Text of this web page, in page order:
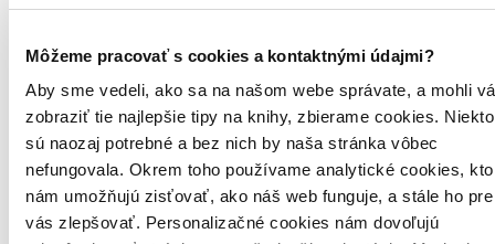
Môžeme pracovať s cookies a kontaktnými údajmi?
Aby sme vedeli, ako sa na našom webe správate, a mohli
zobraziť tie najlepšie tipy na knihy, zbierame cookies.
sú naozaj potrebné a bez nich by naša stránka vôbec
nefungovala. Okrem toho používame analytické cookies,
nám umožňujú zisťovať, ako náš web funguje, a stále ho pre
vás zlepšovať. Personalizačné cookies nám dovoľujú